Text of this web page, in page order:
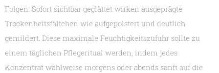
Folgen: Sofort sichtbar geglättet wirken ausgeprägte
Trockenheitsfältchen wie aufgepolstert und deutlich
gemildert. Diese maximale Feuchtigkeitszufuhr sollte zu
einem täglichen Pflegeritual werden, indem jedes
Konzentrat wahlweise morgens oder abends sanft auf die